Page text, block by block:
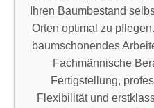
Ihren Baumbestand
Orten optimal zu
baumschonendes
Fachmännische
Fertigstellung,
Flexibilität und